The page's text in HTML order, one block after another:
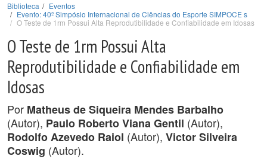
Biblioteca
Eventos
Evento: 40º Simpósio Internacional de Ciências do Esporte SIMPOCE s
O Teste de 1rm Possui Alta Reprodutibilidade e Confiabilidade em Idosas
O Teste de 1rm Possui Alta
Reprodutibilidade e Confiabilidade em
Idosas
Por Matheus de Siqueira Mendes Barbalho
(Autor), Paulo Roberto Viana Gentil (Autor),
Rodolfo Azevedo Raiol (Autor), Victor Silveira
Coswig (Autor).